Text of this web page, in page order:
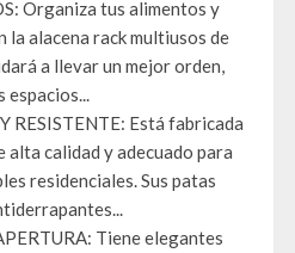
Organiza tus alimentos y
la alacena rack multiusos de
a llevar un mejor orden,
espacios...
RESISTENTE: Está fabricada
calidad y adecuado para
residenciales. Sus patas
Tiene elegantes